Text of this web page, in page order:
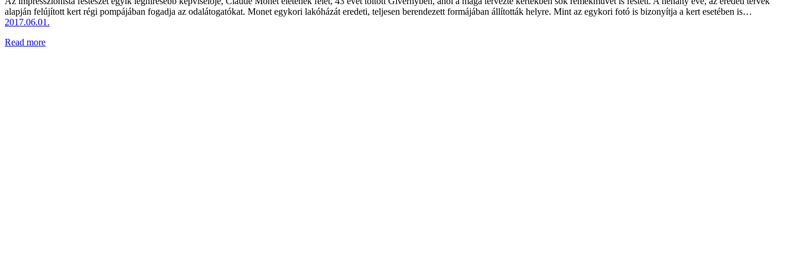
alapján felújított kert régi pompájában fogadja az odalátogatókat. Monet egykori lakóházát eredeti, teljesen berendezett formájában állították helyre. Mint az egykori fotó is bizonyítja a kert esetében is…
2017.06.01.
Read more